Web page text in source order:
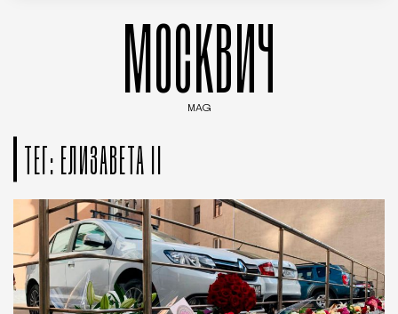
МОСКВИЧ
MAG
ТЕГ: ЕЛИЗАВЕТА II